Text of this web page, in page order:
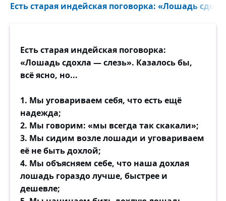
Есть старая индейская поговорка: «Лошадь
Есть старая индейская поговорка:
«Лошадь сдохла — слезь». Казалось бы,
всё ясно, но...
1. Мы уговариваем себя, что есть ещё
надежда;
2. Мы говорим: «мы всегда так скакали»;
3. Мы сидим возле лошади и уговариваем
её не быть дохлой;
4. Мы объясняем себе, что наша дохлая
лошадь гораздо лучше, быстрее и
дешевле;